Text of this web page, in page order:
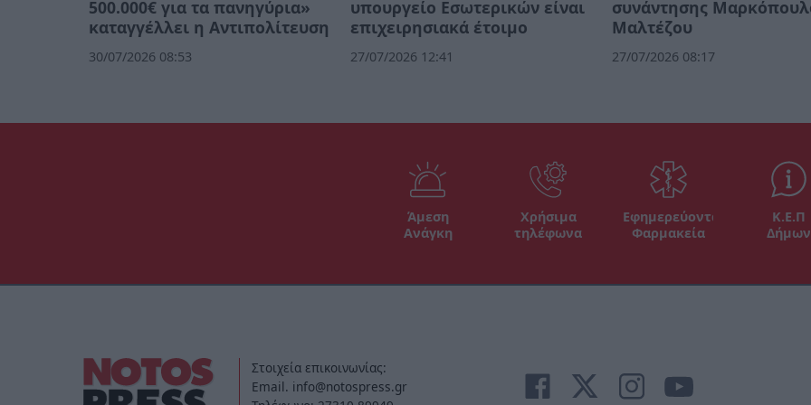
500.000€ για τα πανηγύρια»
καταγγέλλει η Αντιπολίτευση
30/07/2026 08:53
υπουργείο Εσωτερικών είναι
επιχειρησιακά έτοιμο
27/07/2026 12:41
συνάντησης
Μαλτέζου
27/07/2026 08:17
Άμεση
Ανάγκη
Χρήσιμα
τηλέφωνα
Εφημερεύοντα
Φαρμακεία
Κ.Ε.Π
Δήμων
Στοιχεία επικοινωνίας:
Email. info@notospress.gr